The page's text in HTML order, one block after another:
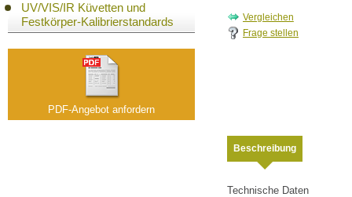
UV/VIS/IR Küvetten und
Festkörper-Kalibrierstandards
PDF-Angebot anfordern
Frage stellen
Beschreibung
Technische Daten